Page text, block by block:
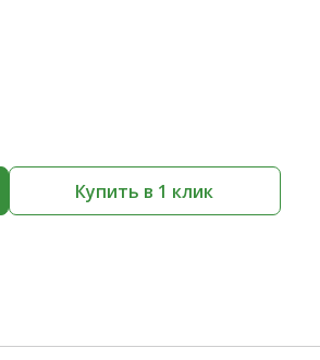
Купить в 1 клик